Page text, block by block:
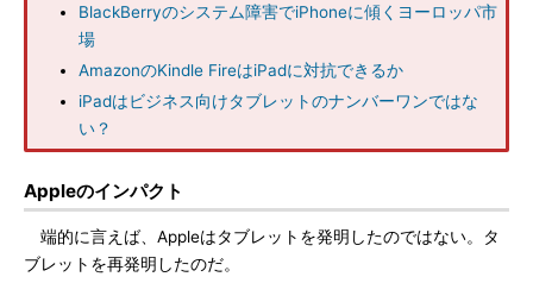
BlackBerryのシステム障害でiPhoneに傾くヨーロッパ市
場
AmazonのKindle FireはiPadに対抗できるか
iPadはビジネス向けタブレットのナンバーワンではな
い？
Appleのインパクト
端的に言えば、Appleはタブレットを発明したのではない。タ
ブレットを再発明したのだ。